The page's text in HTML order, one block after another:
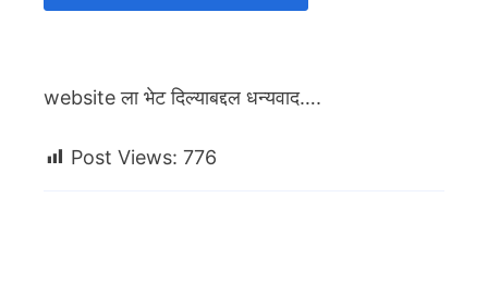
website ला भेट दिल्याबद्दल धन्यवाद….
Post Views: 776